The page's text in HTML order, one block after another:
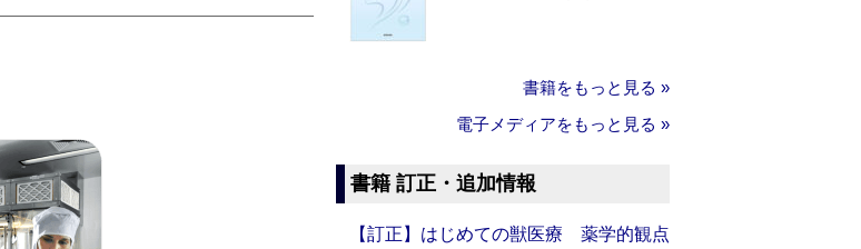
書籍をもっと見る »
電子メディアをもっと見る »
書籍 訂正・追加情報
【訂正】はじめての獣医療 薬学的観点